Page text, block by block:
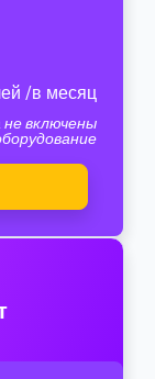
/в месяц
включены